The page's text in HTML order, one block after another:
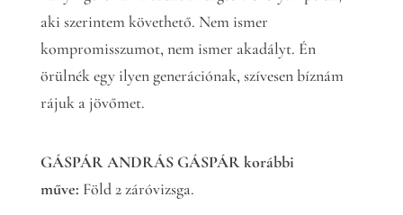
aki szerintem követhető. Nem ismer
kompromisszumot, nem ismer akadályt. Én
örülnék egy ilyen generációnak, szívesen bíznám
rájuk a jövőmet.
GÁSPÁR ANDRÁS GÁSPÁR korábbi
műve: Föld 2 záróvizsga.